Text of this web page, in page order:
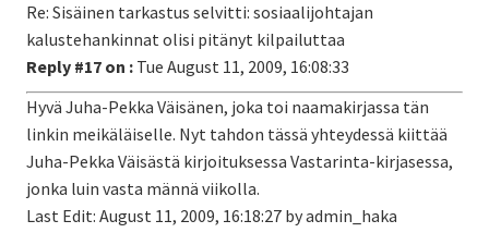
Re: Sisäinen tarkastus selvitti: sosiaalijohtajan
kalustehankinnat olisi pitänyt kilpailuttaa
Reply #17 on : Tue August 11, 2009, 16:08:33
Hyvä Juha-Pekka Väisänen, joka toi naamakirjassa tän
linkin meikäläiselle. Nyt tahdon tässä yhteydessä kiittää
Juha-Pekka Väisästä kirjoituksessa Vastarinta-kirjasessa,
jonka luin vasta männä viikolla.
Last Edit: August 11, 2009, 16:18:27 by admin_haka